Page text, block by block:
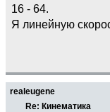
16 - 64.
Я линейную
realeugene
Re: Кинематика